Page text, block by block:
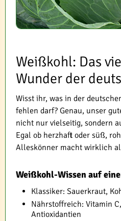
Weißkohl: Das
Wunder der
Wisst ihr, was in der
fehlen darf? Genau, unser
nicht nur vielseitig, sondern
Egal ob herzhaft oder süß,
Alleskönner macht wirklich
Weißkohl-Wissen auf
Klassiker: Sauerkraut,
Nährstoffreich: Vitamin
Antioxidantien